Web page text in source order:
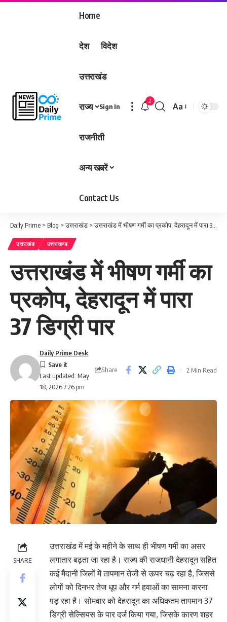
Home
देश विदेश
उत्तराखंड
राज्य
राजनीती
अन्य खबरें
Contact Us
Sign In
2
Font
Aa
Daily Prime > Blog >उत्तराखंड >उत्तराखंड में भीषण गर्मी का प्रकोप, देहरादून में पारा 37 डिग्री पार
उत्तराखंड उत्तराखण्ड
उत्तराखंड में भीषण गर्मी का
प्रकोप, देहरादून में पारा
37 डिग्री पार
Last updated: May
18, 2026 7:26 pm
Daily Prime Desk
Share 2 Min Read
SHARE
उत्तराखंड में मई के महीने के साथ ही भीषण गर्मी का असर
लगातार बढ़ता जा रहा है। राज्य की राजधानी देहरादून सहित
कई मैदानी जिलों में तापमान तेजी से ऊपर चढ़ रहा है, जिससे
लोगों को दिनभर तेज धूप और गर्म हवाओं का सामना करना
पड़ रहा है। सोमवार को देहरादून का अधिकतम तापमान 37
डिग्री सेल्सियस के पार दर्ज किया गया, जिसके कारण शहर